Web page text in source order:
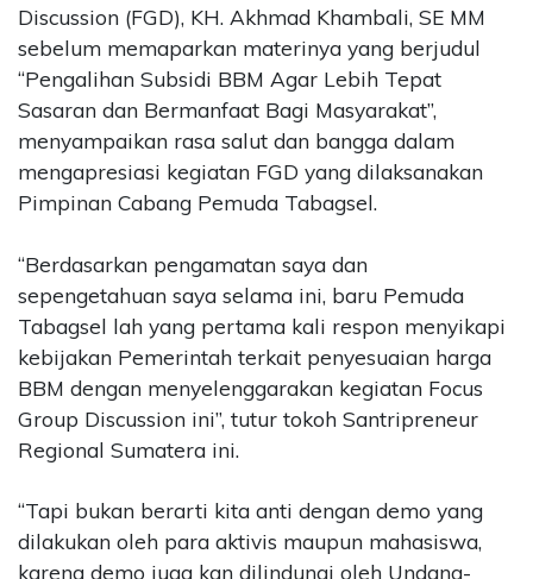
Discussion (FGD), KH. Akhmad Khambali, SE MM
sebelum memaparkan materinya yang berjudul
“Pengalihan Subsidi BBM Agar Lebih Tepat
Sasaran dan Bermanfaat Bagi Masyarakat”,
menyampaikan rasa salut dan bangga dalam
mengapresiasi kegiatan FGD yang dilaksanakan
Pimpinan Cabang Pemuda Tabagsel.
“Berdasarkan pengamatan saya dan
sepengetahuan saya selama ini, baru Pemuda
Tabagsel lah yang pertama kali respon menyikapi
kebijakan Pemerintah terkait penyesuaian harga
BBM dengan menyelenggarakan kegiatan Focus
Group Discussion ini”, tutur tokoh Santripreneur
Regional Sumatera ini.
“Tapi bukan berarti kita anti dengan demo yang
dilakukan oleh para aktivis maupun mahasiswa,
karena demo juga kan dilindungi oleh Undang-